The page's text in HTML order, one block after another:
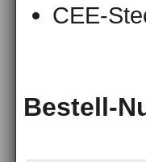
CEE-
Bestell-